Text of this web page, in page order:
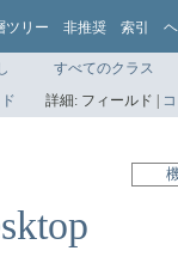
ツリー 非推奨 索引
すべてのクラス
詳細: フィールド |